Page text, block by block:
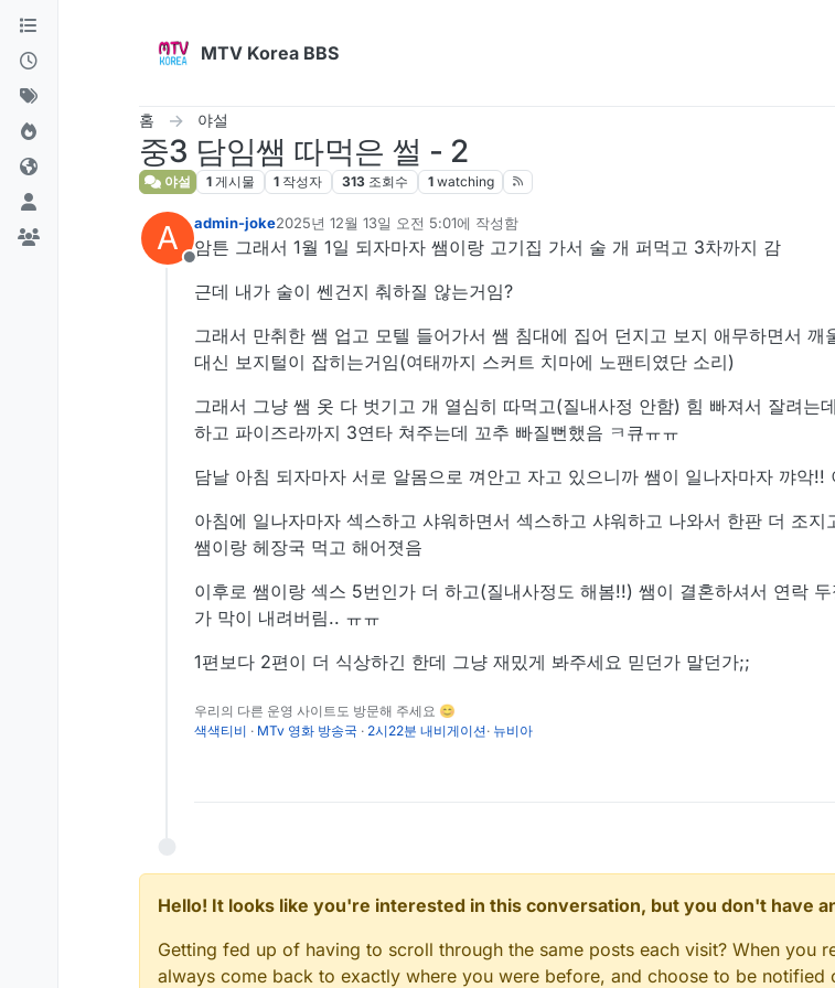
콘텐츠로 건너뛰기
MTV Korea BBS
홈 야설
중3 담임쌤 따먹은 썰 - 2
야설 1 게시물 1 작성자 313 조회수 1 watching
A
오프라인
admin-joke2025년 12월 13일 오전 5:01에 작성함
마지막 수정자:
암튼 그래서 1월 1일 되자마자 쌤이랑 고기집 가서 술 개 퍼먹고 3차까지 감
근데 내가 술이 쎈건지 춰하질 않는거임?
그래서 만취한 쌤 업고 모텔 들어가서 쌤 침대에 집어 던지고 보지 애무하면서 깨
대신 보지털이 잡히는거임(여태까지 스커트 치마에 노팬티였단 소리)
그래서 그냥 쌤 옷 다 벗기고 개 열심히 따먹고(질내사정 안함) 힘 빠져서 잘려는
하고 파이즈라까지 3연타 쳐주는데 꼬추 빠질뻔했음 ㅋ큐ㅠㅠ
담날 아침 되자마자 서로 알몸으로 껴안고 자고 있으니까 쌤이 일나자마자 꺄악!!
아침에 일나자마자 섹스하고 샤워하면서 섹스하고 샤워하고 나와서 한판 더 조
쌤이랑 헤장국 먹고 해어졋음
이후로 쌤이랑 섹스 5번인가 더 하고(질내사정도 해봄!!) 쌤이 결혼하셔서 연락
가 막이 내려버림.. ㅠㅠ
1편보다 2편이 더 식상하긴 한데 그냥 재밌게 봐주세요 믿던가 말던가;;
우리의 다른 운영 사이트도 방문해 주세요 😊
색색티비 · MTv 영화 방송국 · 2시22분 내비게이션· 뉴비아
Hello! It looks like you're interested in this conversation, but you don't have
Getting fed up of having to scroll through the same posts each visit? When you
always come back to exactly where you were before, and choose to be notified